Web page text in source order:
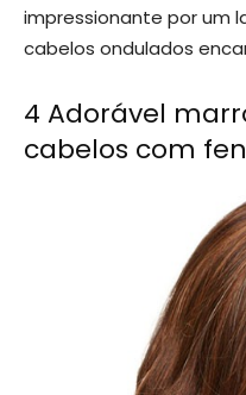
impressionante por um
cabelos ondulados
4 Adorável
cabelos com